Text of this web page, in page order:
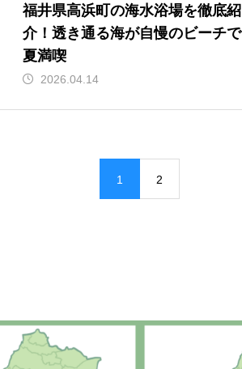
福井県高浜町の海水浴場を徹底紹
介！透き通る海が自慢のビーチで
夏満喫
2026.04.14
1 2